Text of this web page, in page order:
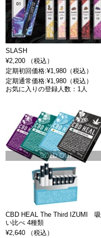
SLASH
¥2,200 （税込）
定期初回価格:¥1,980（税込）
定期通常価格:¥1,980（税込）
お気に入りの登録人数：1人
SOLD OUT
CBD HEAL The Third IZUMI 吸
い比べ 4種類
¥2,640 （税込）